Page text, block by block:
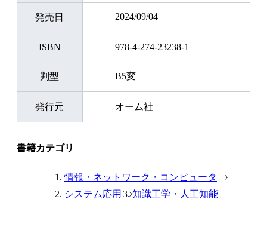
発売日 2024/09/04
ISBN 978-4-274-23238-1
判型 B5変
発行元 オーム社
書籍カテゴリ
情報・ネットワーク・コンピュータ
システム応用
知識工学・人工知能